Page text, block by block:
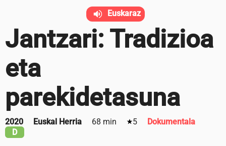
Jantzari: Tradizioa
eta
parekidetasuna
2020 Euskal Herria 68 min 5
Dokumentala
D
Euskaraz